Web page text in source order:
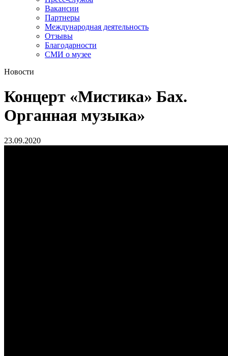
Вакансии
Партнеры
Международная деятельность
Отзывы
Благодарности
СМИ о музее
Новости
Концерт «Мистика» Бах.
Органная музыка»
23.09.2020